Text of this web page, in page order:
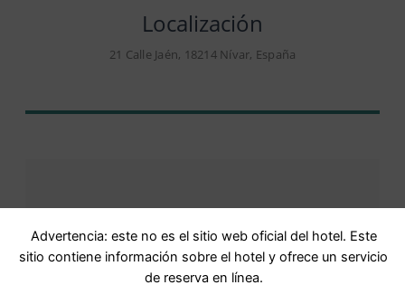
Localización
21 Calle Jaén, 18214 Nívar, España
Opiniones
Advertencia: este no es el sitio web oficial del hotel. Este
sitio contiene información sobre el hotel y ofrece un servicio
de reserva en línea.